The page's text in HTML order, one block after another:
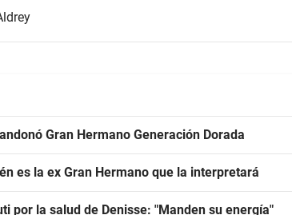
Gran Hermano Generación Dorada
es la ex Gran Hermano que la interpretará
por la salud de Denisse: "Manden su energía"